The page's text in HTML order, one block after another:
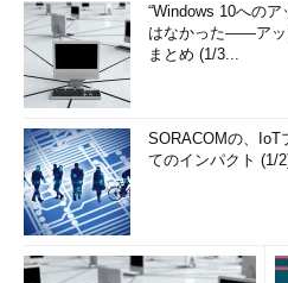
“Windows 10への
はなかった――アッ
まとめ (1/3...
SORACOMの、IoT
てのインパクト (1/